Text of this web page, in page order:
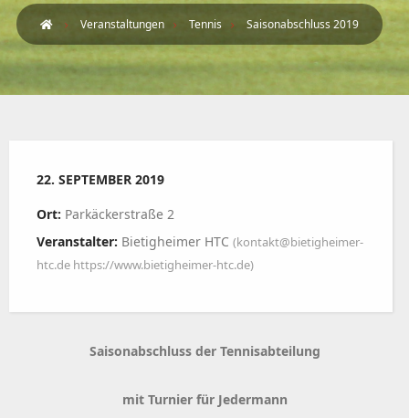
Veranstaltungen Tennis Saisonabschluss 2019
22. SEPTEMBER 2019
Ort: Parkäckerstraße 2
Veranstalter: Bietigheimer HTC (kontakt@bietigheimer-
htc.de https://www.bietigheimer-htc.de)
Saisonabschluss der Tennisabteilung
mit Turnier für Jedermann